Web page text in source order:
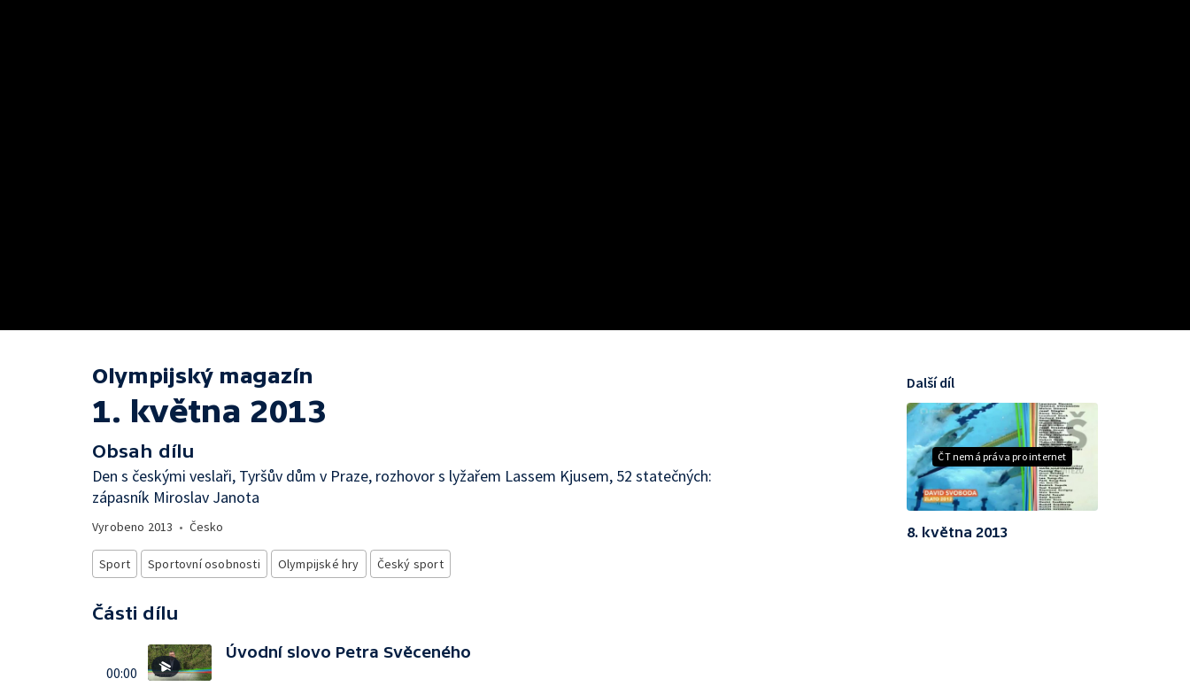
Olympijský magazín
1. května 2013
Obsah dílu
Den s českými veslaři, Tyršův dům v Praze, rozhovor s lyžařem Lassem Kjusem, 52 statečných:
zápasník Miroslav Janota
Vyrobeno 2013 • Česko
Sport Sportovní osobnosti Olympijské hry Český sport
Části dílu
00:00
Úvodní slovo Petra Svěceného
ČT nemá práva pro internet
Další díl
8. května 2013